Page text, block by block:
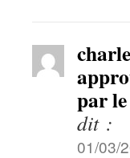
par
dit :
01/03/